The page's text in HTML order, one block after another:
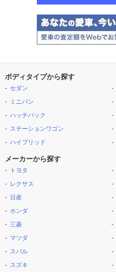
ボディタイプから探す
セダン
ミニバン
ハッチバック
ステーションワゴン
ハイブリッド
メーカーから探す
トヨタ
レクサス
日産
ホンダ
三菱
マツダ
スバル
スズキ